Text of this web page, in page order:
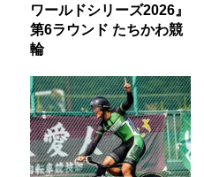
ワールドシリーズ2026』
第6ラウンド たちかわ競
輪